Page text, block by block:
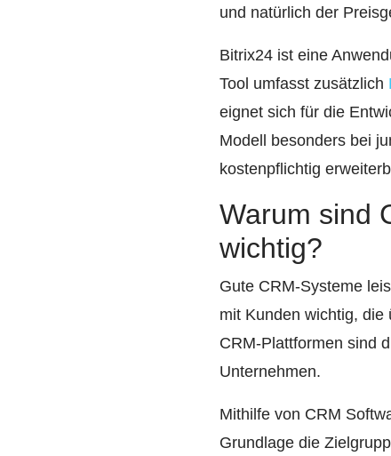
und natürlich der
Bitrix24 ist eine
Tool umfasst zusätzlich
eignet sich für die
Modell besonders bei
kostenpflichtig
Warum sind
wichtig?
Gute CRM-Systeme
mit Kunden wichtig,
CRM-Plattformen sind
Unternehmen.
Mithilfe von CRM
Grundlage die